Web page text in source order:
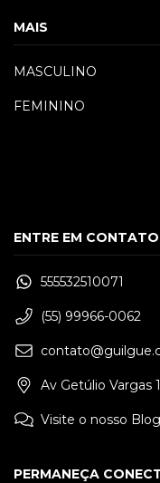
MAIS
MASCULINO
FEMININO
ENTRE EM CONTATO
555532510071
(55) 99966-0062
Av Getúlio Vargas
Visite o nosso
PERMANEÇA